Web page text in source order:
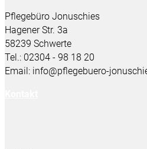
Pflegebüro Jonuschies
Hagener Str. 3a
58239 Schwerte
Tel.: 02304 - 98 18 20
Email: info@pflegebuero-